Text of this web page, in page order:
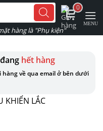
hết hàng
về qua email ở bên dưới
0